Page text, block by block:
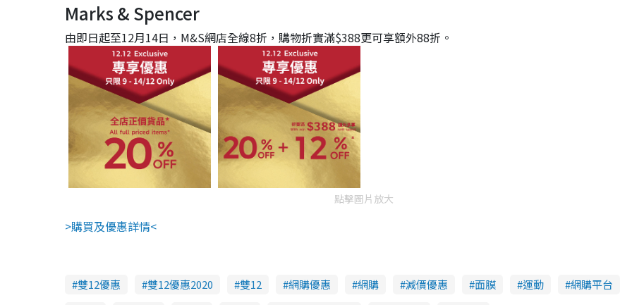
Marks & Spencer
由即日起至12月14日，M&S網店全線8折，購物折實滿$388更可享額外88折。
點擊圖片放大
>購買及優惠詳情<
雙12優惠 雙12優惠2020 雙12 網購優惠 網購 減價優惠 面膜 運動
網購平台